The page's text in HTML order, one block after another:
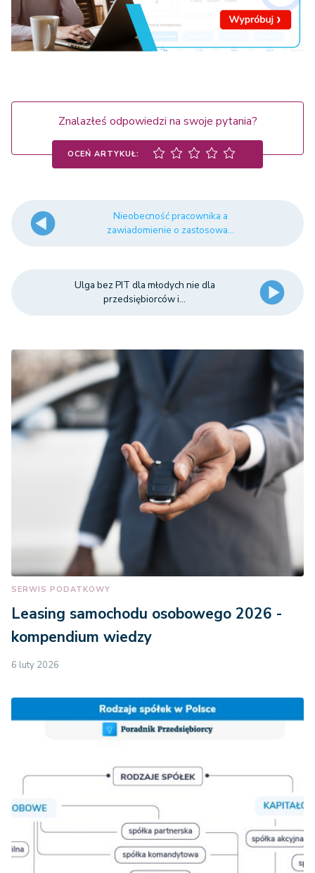
Znalazłeś odpowiedzi na swoje pytania?
OCEŃ ARTYKUŁ:
Nieobecność pracownika a
zawiadomienie o zastosowa...
Ulga bez PIT dla młodych nie dla
przedsiębiorców i...
SERWIS PODATKOWY
Leasing samochodu osobowego 2026 -
kompendium wiedzy
6 luty 2026